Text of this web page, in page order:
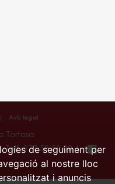
de seguiment per
al nostre lloc
i anuncis
| Avís legal
Tortosa
Telf. 977 58 58 00 |